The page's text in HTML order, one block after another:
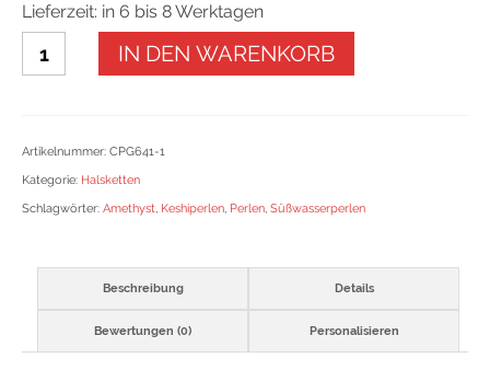
Lieferzeit: in 6 bis 8 Werktagen
Collier
Anzio
IN DEN WARENKORB
Artikelnummer: CPG641-1
Kategorie: Halsketten
Schlagwörter: Amethyst, Keshiperlen, Perlen, Süßwasserperlen
Beschreibung Details
Bewertungen (0) Personalisieren